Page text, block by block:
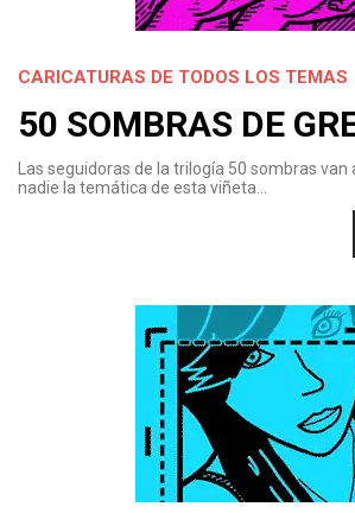
CARICATURAS DE TODOS LOS TEMAS
50 SOMBRAS DE
Las seguidoras de la trilogía 50 sombras
nadie la temática de esta viñeta…